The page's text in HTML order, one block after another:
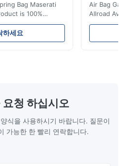
Bag Maserati
is 100%
part. Product:
No.: 06700675190
Position: Rear
하세요
Air Bag
Allroad
요청 하십시오
식을 사용하시기 바랍니다. 질문이
가능한 한 빨리 연락합니다.